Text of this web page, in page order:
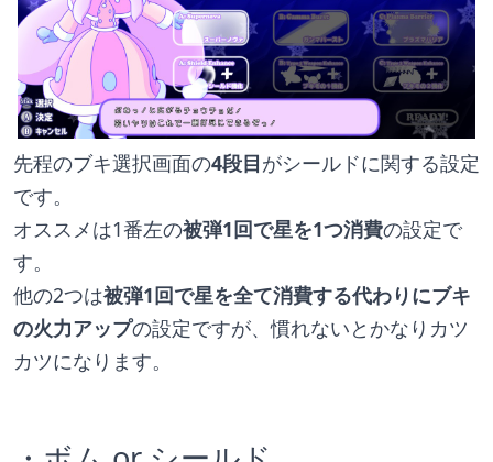
先程のブキ選択画面の4段目がシールドに関する設定
です。
オススメは1番左の被弾1回で星を1つ消費の設定で
す。
他の2つは被弾1回で星を全て消費する代わりにブキ
の火力アップの設定ですが、慣れないとかなりカツ
カツになります。